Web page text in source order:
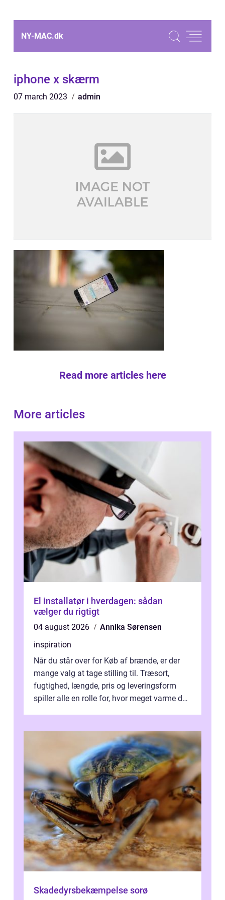
NY-MAC.dk
iphone x skærm
07 march 2023 admin
Read more articles here
More articles
El installatør i hverdagen: sådan
vælger du rigtigt
04 august 2026
Annika Sørensen
inspiration
Når du står over for Køb af brænde, er der
mange valg at tage stilling til. Træsort,
fugtighed, længde, pris og leveringsform
spiller alle en rolle for, hvor meget varme du
Skadedyrsbekæmpelse sorø